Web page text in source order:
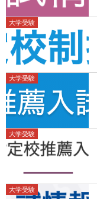
大学受験
大学受験
大学受験
大学受験